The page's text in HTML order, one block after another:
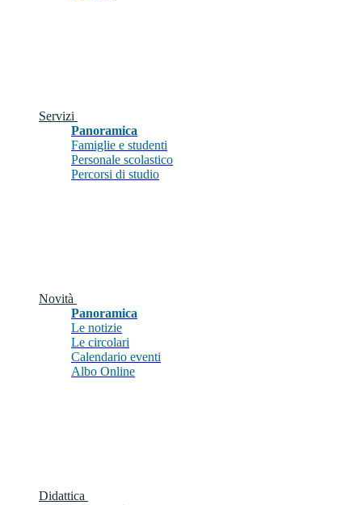
Servizi
Panoramica
Famiglie e studenti
Personale scolastico
Percorsi di studio
Novità
Panoramica
Le notizie
Le circolari
Calendario eventi
Albo Online
Didattica